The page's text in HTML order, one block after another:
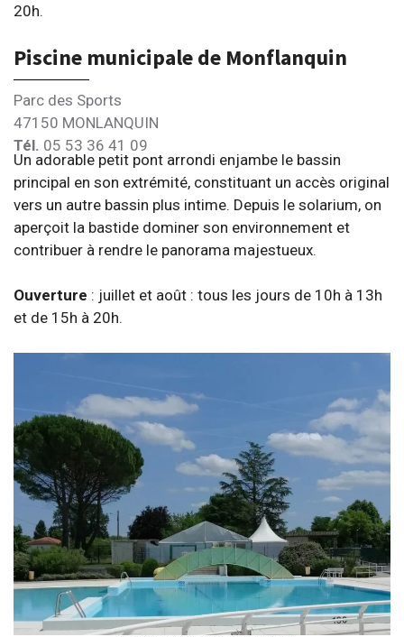
20h.
Piscine municipale de Monflanquin
Parc des Sports
47150 MONLANQUIN
Tél. 05 53 36 41 09
Un adorable petit pont arrondi enjambe le bassin
principal en son extrémité, constituant un accès original
vers un autre bassin plus intime. Depuis le solarium, on
aperçoit la bastide dominer son environnement et
contribuer à rendre le panorama majestueux.
Ouverture : juillet et août : tous les jours de 10h à 13h
et de 15h à 20h.